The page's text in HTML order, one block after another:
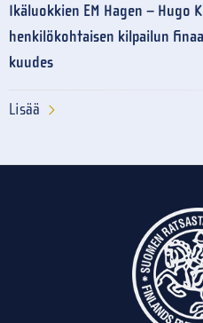
Ikäluokkien EM Hagen – Hugo
henkilökohtaisen kilpailun
kuudes
Lisää